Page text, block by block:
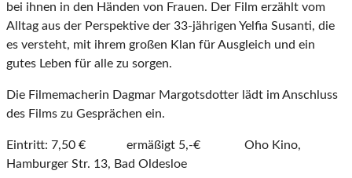
bei ihnen in den Händen von Frauen. Der Film erzählt vom
Alltag aus der Perspektive der 33-jährigen Yelfia Susanti, die
es versteht, mit ihrem großen Klan für Ausgleich und ein
gutes Leben für alle zu sorgen.
Die Filmemacherin Dagmar Margotsdotter lädt im Anschluss
des Films zu Gesprächen ein.
Eintritt: 7,50 € ermäßigt 5,-€ Oho Kino,
Hamburger Str. 13, Bad Oldesloe